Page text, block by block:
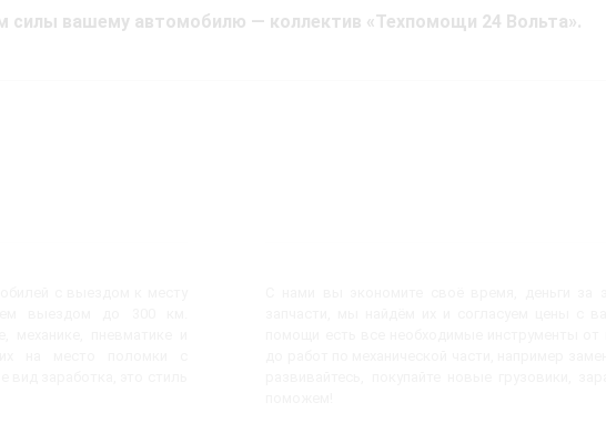
силы вашему автомобилю — коллектив «Техпомощи 24 Вольта».